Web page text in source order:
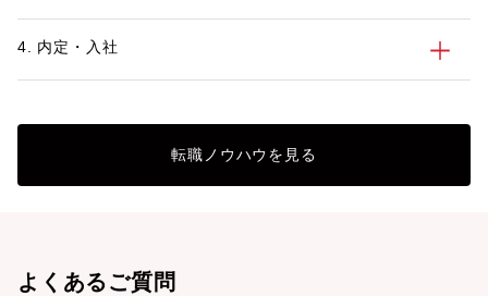
4. 内定・入社
転職ノウハウを見る
よくあるご質問